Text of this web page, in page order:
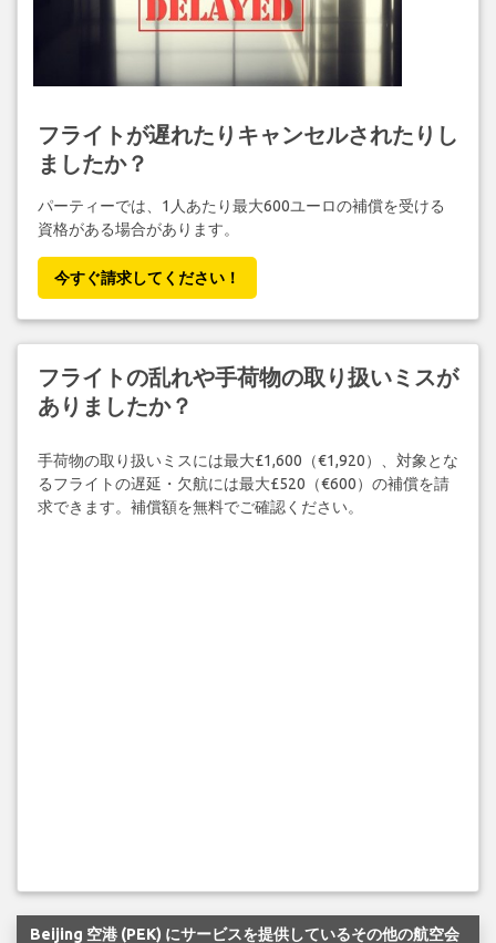
フライトが遅れたりキャンセルされたりし
ましたか？
パーティーでは、1人あたり最大600ユーロの補償を受ける
資格がある場合があります。
今すぐ請求してください！
フライトの乱れや手荷物の取り扱いミスが
ありましたか？
手荷物の取り扱いミスには最大£1,600（€1,920）、対象とな
るフライトの遅延・欠航には最大£520（€600）の補償を請
求できます。補償額を無料でご確認ください。
Beijing 空港 (PEK) にサービスを提供しているその他の航空会